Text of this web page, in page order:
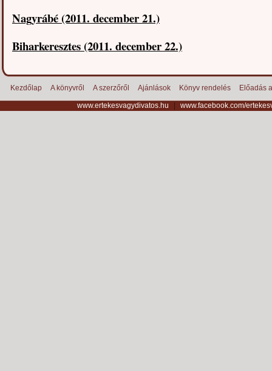
Nagyrábé (2011. december 21.)
Biharkeresztes (2011. december 22.)
Kezdőlap A könyvről A szerzőről Ajánlások Könyv rendelés Előadás
www.ertekesvagydivatos.hu | www.facebook.com/